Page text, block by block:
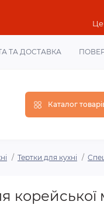
Це
ТА ДОСТАВКА
Каталог
Тертки для кухні